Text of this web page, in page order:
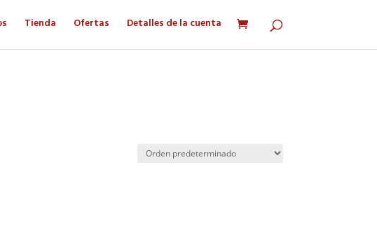
Tienda Ofertas Detalles de la cuenta